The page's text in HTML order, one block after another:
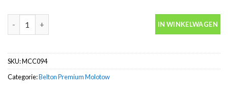
IN WINKELWAGEN
SKU:MCC094
Categorie:Belton Premium Molotow